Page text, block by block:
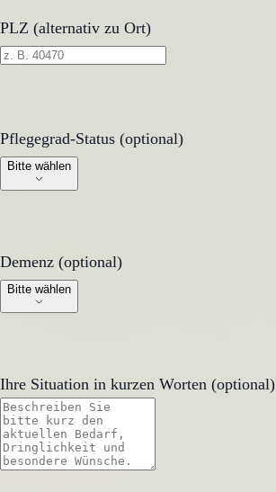
PLZ (alternativ zu Ort)
Pflegegrad-Status (optional)
Pflegegrad-Status (optional)
Bitte wählen
Demenz (optional)
Demenz (optional)
Bitte wählen
Ihre Situation in kurzen Worten (optional)